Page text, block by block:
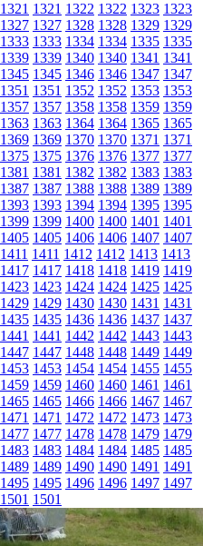
1321 1321 1322 1322 1323 1323
1327 1327 1328 1328 1329 1329
1333 1333 1334 1334 1335 1335
1339 1339 1340 1340 1341 1341
1345 1345 1346 1346 1347 1347
1351 1351 1352 1352 1353 1353
1357 1357 1358 1358 1359 1359
1363 1363 1364 1364 1365 1365
1369 1369 1370 1370 1371 1371
1375 1375 1376 1376 1377 1377
1381 1381 1382 1382 1383 1383
1387 1387 1388 1388 1389 1389
1393 1393 1394 1394 1395 1395
1399 1399 1400 1400 1401 1401
1405 1405 1406 1406 1407 1407
1411 1411 1412 1412 1413 1413
1417 1417 1418 1418 1419 1419
1423 1423 1424 1424 1425 1425
1429 1429 1430 1430 1431 1431
1435 1435 1436 1436 1437 1437
1441 1441 1442 1442 1443 1443
1447 1447 1448 1448 1449 1449
1453 1453 1454 1454 1455 1455
1459 1459 1460 1460 1461 1461
1465 1465 1466 1466 1467 1467
1471 1471 1472 1472 1473 1473
1477 1477 1478 1478 1479 1479
1483 1483 1484 1484 1485 1485
1489 1489 1490 1490 1491 1491
1495 1495 1496 1496 1497 1497
1501 1501